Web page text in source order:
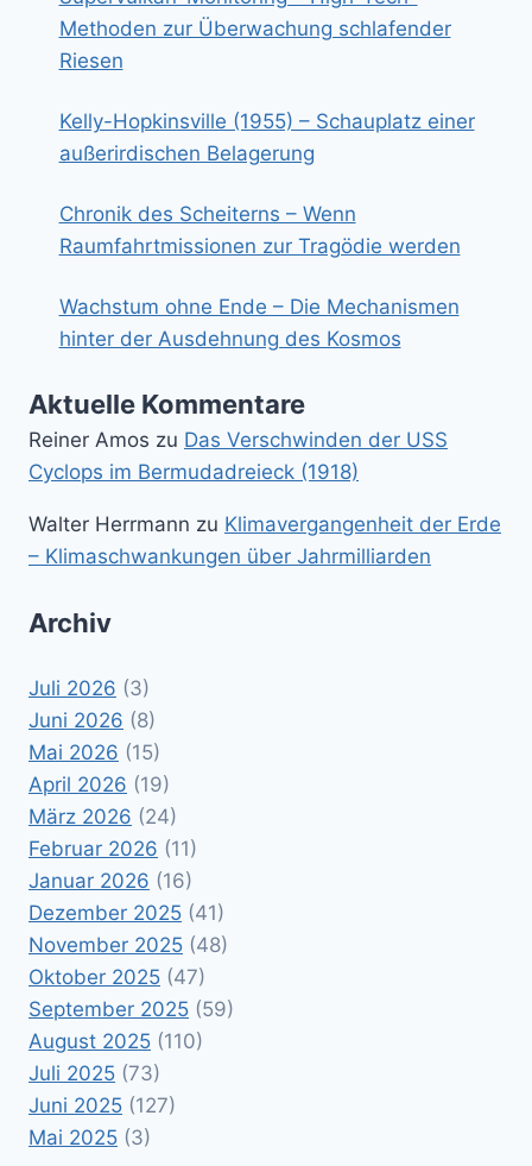
Methoden zur Überwachung schlafender
Riesen
Kelly-Hopkinsville (1955) – Schauplatz einer
außerirdischen Belagerung
Chronik des Scheiterns – Wenn
Raumfahrtmissionen zur Tragödie werden
Wachstum ohne Ende – Die Mechanismen
hinter der Ausdehnung des Kosmos
Aktuelle Kommentare
Reiner Amos zu Das Verschwinden der USS
Cyclops im Bermudadreieck (1918)
Walter Herrmann zu Klimavergangenheit der Erde
– Klimaschwankungen über Jahrmilliarden
Archiv
Juli 2026 (3)
Juni 2026 (8)
Mai 2026 (15)
April 2026 (19)
März 2026 (24)
Februar 2026 (11)
Januar 2026 (16)
Dezember 2025 (41)
November 2025 (48)
Oktober 2025 (47)
September 2025 (59)
August 2025 (110)
Juli 2025 (73)
Juni 2025 (127)
Mai 2025 (3)